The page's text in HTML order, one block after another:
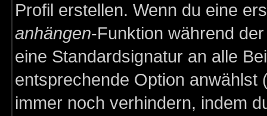
Profil erstellen. Wenn du eine
anhängen-Funktion während
eine Standardsignatur an alle
entsprechende Option anwählst
immer noch verhindern, indem